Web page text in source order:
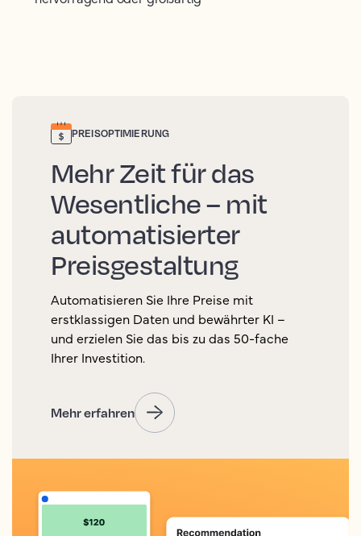
PREISOPTIMIERUNG
Mehr Zeit für das
Wesentliche – mit
automatisierter
Preisgestaltung
Automatisieren Sie Ihre Preise mit
erstklassigen Daten und bewährter KI –
und erzielen Sie das bis zu das 50-fache
Ihrer Investition.
Mehr erfahren